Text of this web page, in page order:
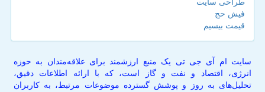
طراحی سایت
فیش حج
قیمت بیسیم
سایت ام آی جی تی یک منبع ارزشمند برای علاقه‌مندان به حوزه
انرژی، اقتصاد و نفت و گاز است، که با ارائه اطلاعات دقیق،
تحلیل‌های به روز و پوشش گسترده موضوعات مرتبط، به کاربران